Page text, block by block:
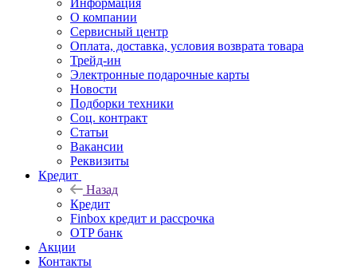
Информация
О компании
Сервисный центр
Оплата, доставка, условия возврата товара
Трейд-ин
Электронные подарочные карты
Новости
Подборки техники
Соц. контракт
Статьи
Вакансии
Реквизиты
Кредит
Назад
Кредит
Finbox кредит и рассрочка
OTP банк
Акции
Контакты